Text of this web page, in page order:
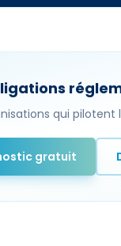
qui
gratuit